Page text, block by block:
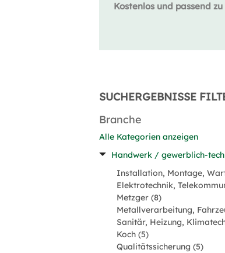
Kostenlos und passend
SUCHERGEBNISSE
Branche
Alle Kategorien anzeigen
Handwerk / gewerblich-
Installation, Montage,
Metzger (8)
Sanitär, Heizung,
Koch (5)
Qualitätssicherung (5)